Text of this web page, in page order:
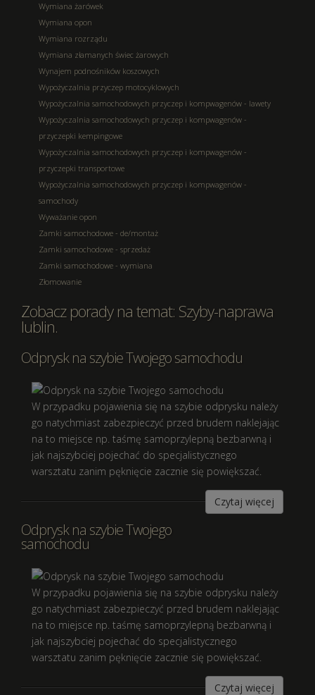
Wymiana żarówek
Wymiana opon
Wymiana rozrządu
Wymiana złamanych świec żarowych
Wynajem podnośników koszowych
Wypożyczalnia przyczep motocyklowych
Wypożyczalnia samochodowych przyczep i kompwagenów - lawety
Wypożyczalnia samochodowych przyczep i kompwagenów -
przyczepki kempingowe
Wypożyczalnia samochodowych przyczep i kompwagenów -
przyczepki transportowe
Wypożyczalnia samochodowych przyczep i kompwagenów -
samochody
Wyważanie opon
Zamki samochodowe - de/montaż
Zamki samochodowe - sprzedaż
Zamki samochodowe - wymiana
Złomowanie
Zobacz porady na temat: Szyby-naprawa
lublin.
Odprysk na szybie Twojego samochodu
W przypadku pojawienia się na szybie odprysku należy
go natychmiast zabezpieczyć przed brudem naklejając
na to miejsce np. taśmę samoprzylepną bezbarwną i
jak najszybciej pojechać do specjalistycznego
warsztatu zanim pęknięcie zacznie się powiększać.
Czytaj więcej
Odprysk na szybie Twojego
samochodu
W przypadku pojawienia się na szybie odprysku należy
go natychmiast zabezpieczyć przed brudem naklejając
na to miejsce np. taśmę samoprzylepną bezbarwną i
jak najszybciej pojechać do specjalistycznego
warsztatu zanim pęknięcie zacznie się powiększać.
Czytaj więcej